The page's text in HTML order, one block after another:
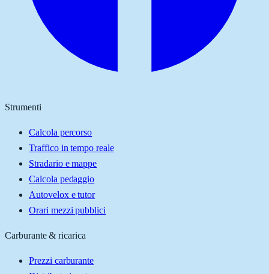
Strumenti
Calcola percorso
Traffico in tempo reale
Stradario e mappe
Calcola pedaggio
Autovelox e tutor
Orari mezzi pubblici
Carburante & ricarica
Prezzi carburante